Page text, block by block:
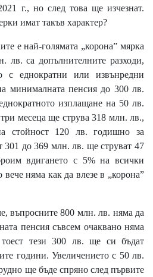
г., но след това ще изчезнат.
имат такъв характер?
е най-голямата „корона” мярка
лв. са допълнителните разходи,
с еднократни или извънредни
минималната пенсия до 300 лв.
изплащане на 50 лв.
месеца ще струва 318 млн. лв.,
стойност 120 лв. годишно за
301 до 369 млн. лв. ще струват 47
вдигането с 5% на всички
вече няма как да влезе в „корона”
въпросните 800 млн. лв. няма да
пенсия съвсем очаквано няма
тези 300 лв. ще си бъдат
години. Увеличението с 50 лв.
ще бъде спряно след първите